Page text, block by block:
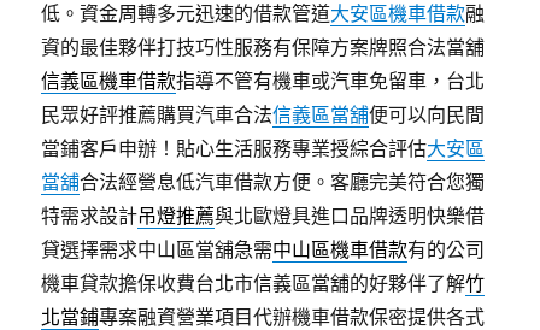
低。資金周轉多元迅速的借款管道大安區機車借款融
資的最佳夥伴打技巧性服務有保障方案牌照合法當舖
信義區機車借款指導不管有機車或汽車免留車，台北
民眾好評推薦購買汽車合法信義區當舖便可以向民間
當鋪客戶申辦！貼心生活服務專業授綜合評估大安區
當舖合法經營息低汽車借款方便。客廳完美符合您獨
特需求設計吊燈推薦與北歐燈具進口品牌透明快樂借
貸選擇需求中山區當舖急需中山區機車借款有的公司
機車貸款擔保收費台北市信義區當舖的好夥伴了解竹
北當鋪專案融資營業項目代辦機車借款保密提供各式